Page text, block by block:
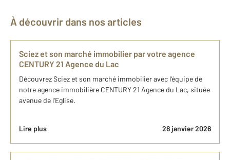
À découvrir dans nos articles
Sciez et son marché immobilier par votre agence
CENTURY 21 Agence du Lac
Découvrez Sciez et son marché immobilier avec l'équipe de
notre agence immobilière CENTURY 21 Agence du Lac, située
avenue de l'Eglise.
Lire plus 28 janvier 2026